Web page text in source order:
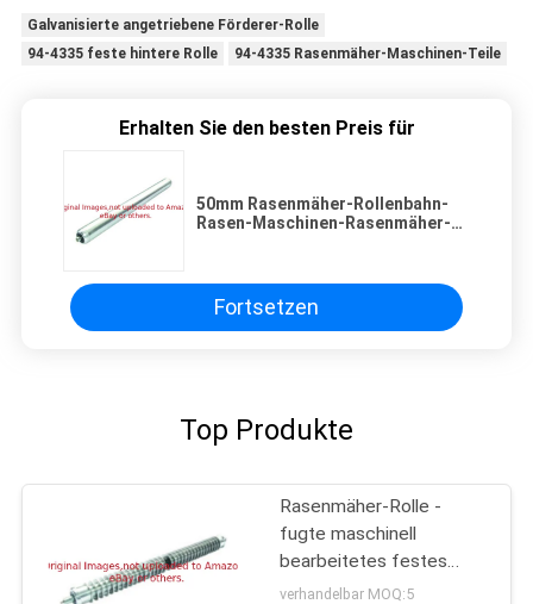
Galvanisierte angetriebene Förderer-Rolle
94-4335 feste hintere Rolle
94-4335 Rasenmäher-Maschinen-Teile
Erhalten Sie den besten Preis für
50mm Rasenmäher-Rollenbahn-
Rasen-Maschinen-Rasenmäher-
Fortsetzen
Top Produkte
Rasenmäher-Rolle -
fugte maschinell
bearbeitetes festes
Sitze deere des Stahl-
verhandelbar MOQ:5